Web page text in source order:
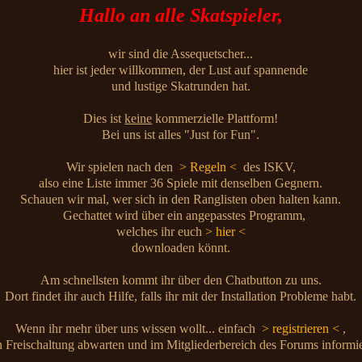
Hallo an alle Skatspieler,
wir sind die Assequetscher...
hier ist jeder willkommen, der Lust auf spannende
und lustige Skatrunden hat.
Dies istkeine kommerzielle Plattform!
Bei uns ist alles "Just for Fun".
Wir spielen nach den > Regeln < des ISKV,
also eine Liste immer 36 Spiele mit denselben Gegnern.
Schauen wir mal, wer sich in den Ranglisten oben halten kann.
Gechattet wird über ein angepasstes Programm,
welches ihr euch > hier <
downloaden könnt.
Am schnellsten kommt ihr über den Chatbutton zu uns.
Dort findet ihr auch Hilfe, falls ihr mit der Installation Probleme habt.
Wenn ihr mehr über uns wissen wollt... einfach > registrieren < ,
Freischaltung abwarten und im Mitgliederbereich des Forums